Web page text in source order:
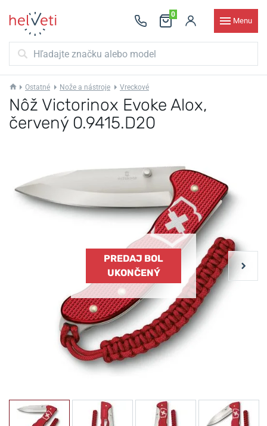
0
Menu
Ostatné Nože a nástroje Vreckové
Nôž Victorinox Evoke Alox,
červený 0.9415.D20
PREDAJ BOL
UKONČENÝ